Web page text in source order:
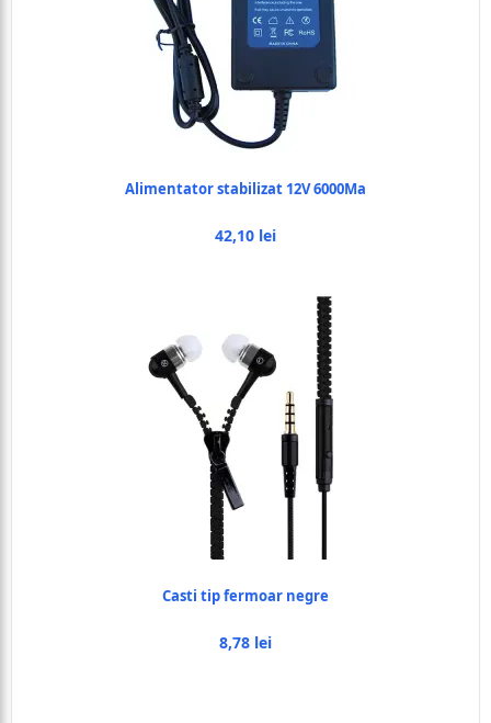
Alimentator stabilizat 12V 6000Ma
42,10 lei
Casti tip fermoar negre
8,78 lei